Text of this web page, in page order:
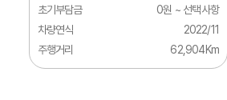
페라리
포드
초기부담금
0원 ~ 선택사항
차량연식
2022/11
주행거리
62,904Km